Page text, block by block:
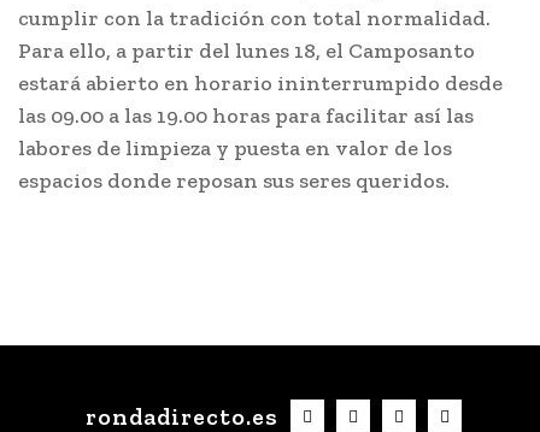
cumplir con la tradición con total normalidad.
Para ello, a partir del lunes 18, el Camposanto
estará abierto en horario ininterrumpido desde
las 09.00 a las 19.00 horas para facilitar así las
labores de limpieza y puesta en valor de los
espacios donde reposan sus seres queridos.
rondadirecto.es